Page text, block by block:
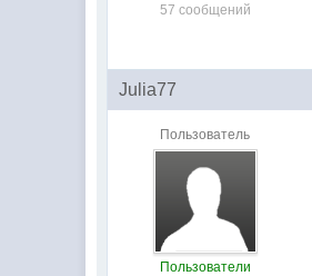
57 сообщений
Julia77
Пользователь
Пользователи